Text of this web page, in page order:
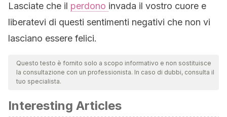
Lasciate che il perdono invada il vostro cuore e
liberatevi di questi sentimenti negativi che non vi
lasciano essere felici.
Questo testo è fornito solo a scopo informativo e non sostituisce
la consultazione con un professionista. In caso di dubbi, consulta il
tuo specialista.
Interesting Articles